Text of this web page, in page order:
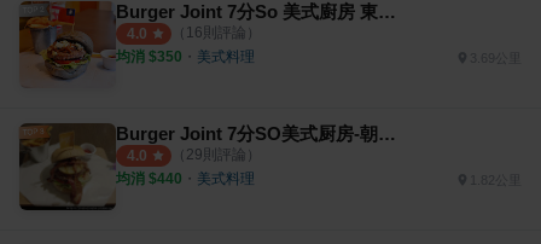
Burger Joint 7分So 美式廚房 東海店
4.0 （ 16則評論）
均消 $350 ・ 美式料理
Burger Joint 7分SO美式厨房-朝富店
4.0 （ 29則評論）
均消 $440 ・ 美式料理